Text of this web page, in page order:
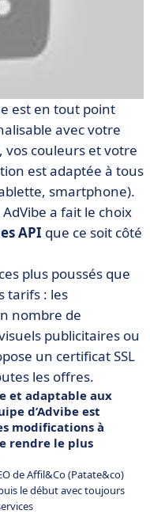
est en tout point
avec votre
couleurs et votre
est adaptée à tous
smartphone).
a fait le choix
API que ce soit côté
plus poussés que
tarifs : les
nombre de
publicitaires ou
un certificat SSL
les offres.
et adaptable aux
d’Advibe est
modifications à
rendre le plus
de Affil&Co (Patate&co)
le début avec toujours